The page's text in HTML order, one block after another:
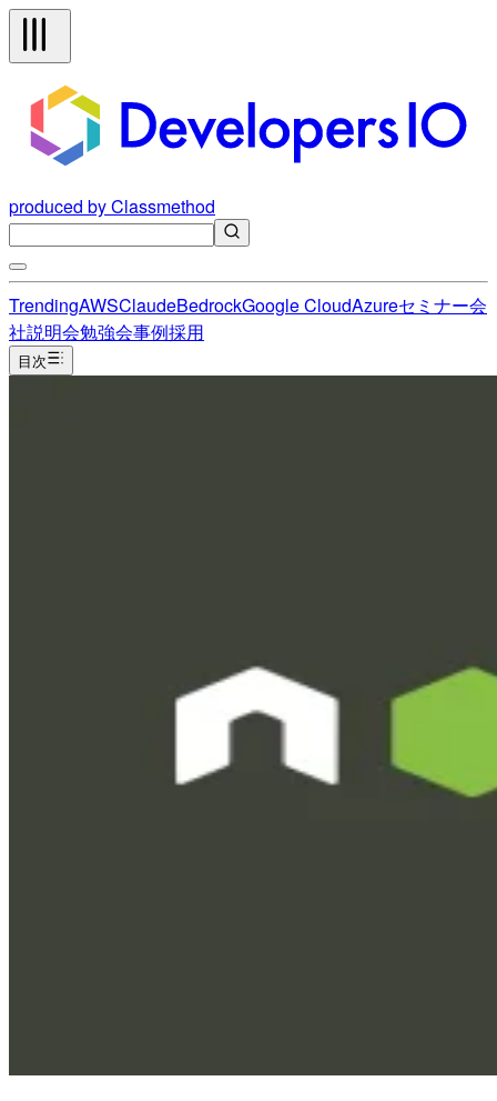
produced by Classmethod
TrendingAWSClaudeBedrockGoogle CloudAzureセミナー会
社説明会勉強会事例採用
目次